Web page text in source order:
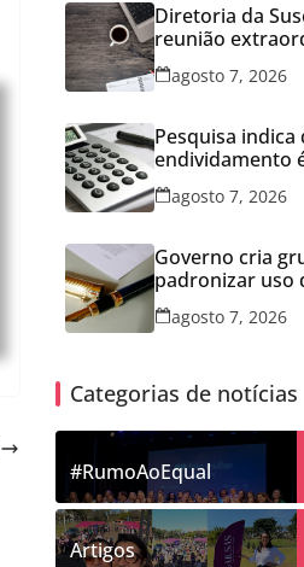
Diretoria da
reunião
sexta-feira
agosto 7, 2026
Pesquisa indica
endividamento
série histórica
agosto 7, 2026
Governo cria
padronizar uso
concessões
agosto 7, 2026
Categorias de notícias
#RumoAoEqual
Artigos